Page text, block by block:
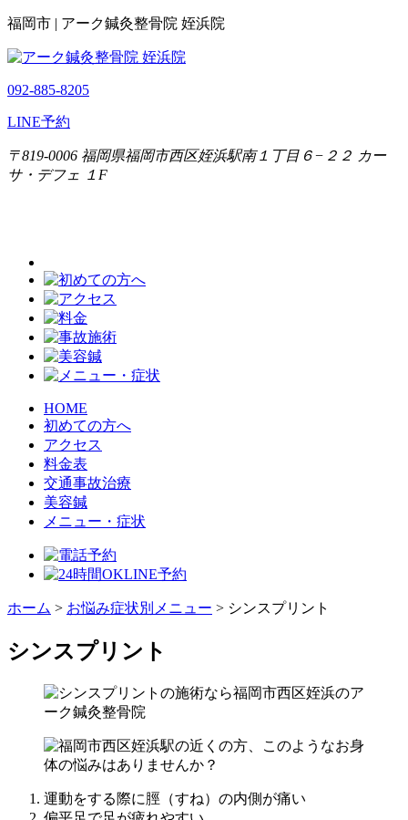
福岡市 | アーク鍼灸整骨院 姪浜院
092-885-8205
LINE予約
〒819-0006 福岡県福岡市西区姪浜駅南１丁目６−２２ カー
サ・デフェ １F
HOME
初めての方へ
アクセス
料金表
交通事故治療
美容鍼
メニュー・症状
ホーム > お悩み症状別メニュー > シンスプリント
シンスプリント
運動をする際に脛（すね）の内側が痛い